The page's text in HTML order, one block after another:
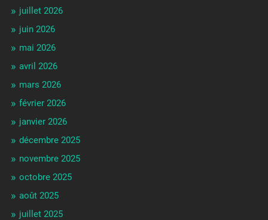
juillet 2026
juin 2026
mai 2026
avril 2026
mars 2026
février 2026
janvier 2026
décembre 2025
novembre 2025
octobre 2025
août 2025
juillet 2025